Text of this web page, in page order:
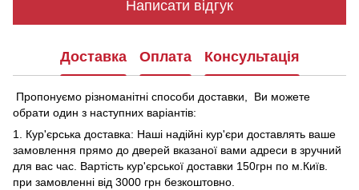
Написати відгук
Доставка Оплата Консультація
Пропонуємо різноманітні способи доставки, Ви можете
обрати один з наступних варіантів:
1. Кур'єрська доставка: Наші надійні кур'єри доставлять ваше
замовлення прямо до дверей вказаної вами адреси в зручний
для вас час. Вартість кур'єрської доставки 150грн по м.Київ.
при замовленні від 3000 грн безкоштовно.